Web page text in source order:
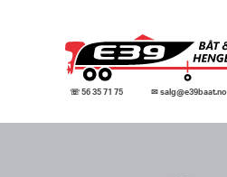
☏ 56 35 71 75 ✉ salg@e39baat.no